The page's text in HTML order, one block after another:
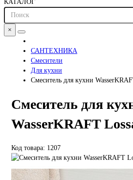
КАТАЛОГ
×
САНТЕХНИКА
Смесители
Для кухни
Смеситель для кухни
Смеситель для
WasserKRAFT
Код товара: 1207